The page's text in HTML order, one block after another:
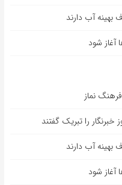
آب دارند
آغاز شود
نماز
خبرنگار را تبریک گفتند
آب دارند
آغاز شود